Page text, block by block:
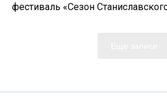
фестиваль «Сезон